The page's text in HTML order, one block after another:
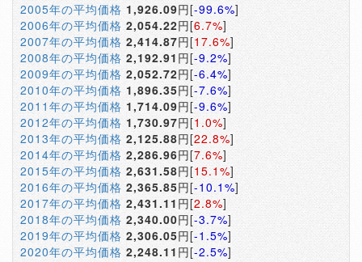
2005年の平均価格 1,926.09円[-99.6%]
2006年の平均価格 2,054.22円[6.7%]
2007年の平均価格 2,414.87円[17.6%]
2008年の平均価格 2,192.91 円[-9.2%]
2009年の平均価格 2,052.72円[-6.4%]
2010年の平均価格 1,896.35円[-7.6%]
2011年の平均価格 1,714.09円[-9.6%]
2012年の平均価格 1,730.97円[1.0%]
2013年の平均価格 2,125.88円[22.8%]
2014年の平均価格 2,286.96円[7.6%]
2015年の平均価格 2,631.58円[15.1%]
2016年の平均価格 2,365.85円[-10.1%]
2017年の平均価格 2,431.11 円[2.8%]
2018年の平均価格 2,340.00円[-3.7%]
2019年の平均価格 2,306.05円[-1.5%]
2020年の平均価格 2,248.11 円[-2.5%]